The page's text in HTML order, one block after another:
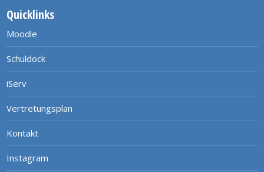
Quicklinks
Moodle
Schuldock
iServ
Vertretungsplan
Kontakt
Instagram